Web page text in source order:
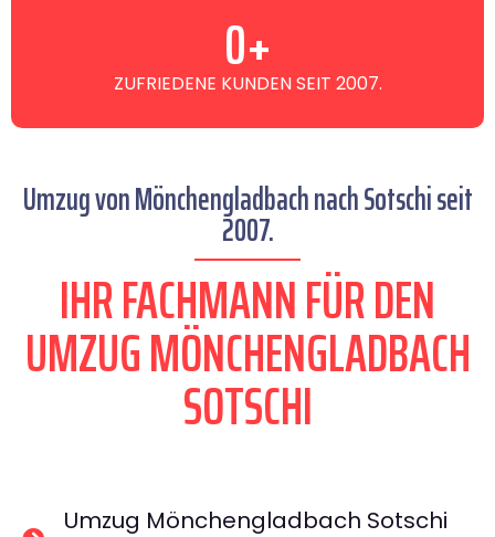
ZUFRIEDENE KUNDEN SEIT 2007.
0+
Umzug von Mönchengladbach nach Sotschi seit
2007.
IHR FACHMANN FÜR DEN
UMZUG MÖNCHENGLADBACH
SOTSCHI
Umzug Mönchengladbach Sotschi